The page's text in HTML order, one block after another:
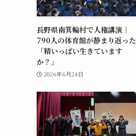
長野県南箕輪村で人権講演｜
790人の体育館が静まり返った
「精いっぱい生きています
か？」
2026年6月24日